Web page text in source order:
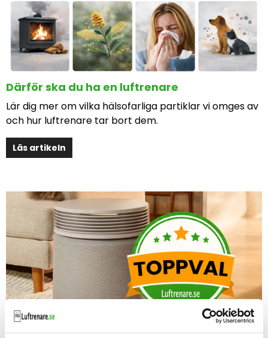
Därför ska du ha en luftrenare
Lär dig mer om vilka hälsofarliga partiklar vi omges av
och hur luftrenare tar bort dem.
Läs artikeln